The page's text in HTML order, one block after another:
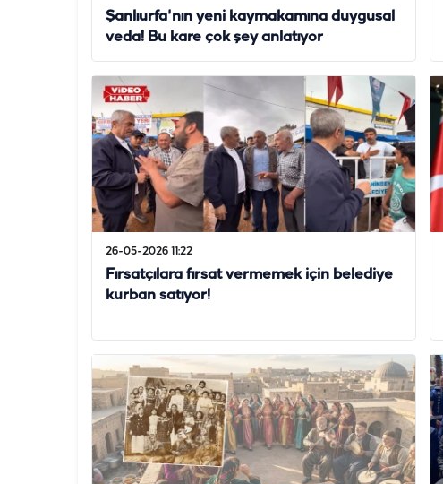
Şanlıurfa'nın yeni kaymakamına duygusal
veda! Bu kare çok şey anlatıyor
26-05-2026 11:22
Fırsatçılara fırsat vermemek için belediye
kurban satıyor!